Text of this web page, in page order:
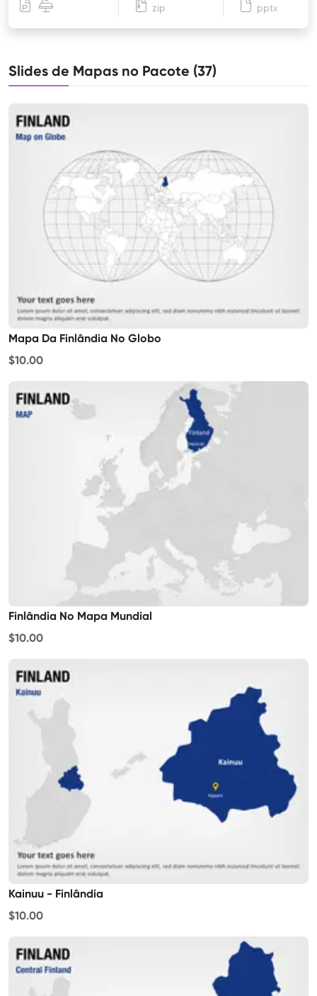
zip pptx
Slides de Mapas no Pacote (37)
Mapa Da Finlândia No Globo
$10.00
Finlândia No Mapa Mundial
$10.00
Kainuu - Finlândia
$10.00